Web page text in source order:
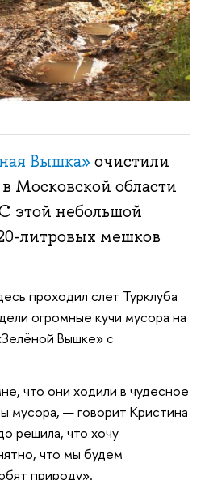
Вышка» очистили
в Московской области
этой небольшой
литровых мешков
проходил слет Турклуба
огромные кучи мусора на
Вышке» с
что они ходили в чудесное
мусора, — говорит Кристина
решила, что хочу
что мы будем
природу».